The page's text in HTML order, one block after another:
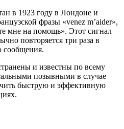
в 1923 году в Лондоне и
фразы «venez m’aider»,
мне на помощь». Этот сигнал
повторяется три раза в
сообщения.
и известны по всему
позывными в случае
быструю и эффективную